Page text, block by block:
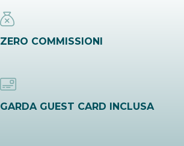
ZERO COMMISSIONI
GARDA GUEST CARD INCLUSA